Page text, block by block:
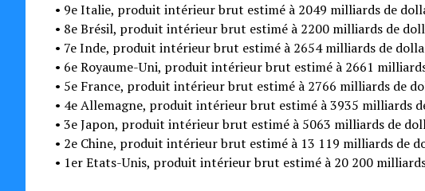
• 9e Italie, produit intérieur brut estimé à 2049 milliards de
• 8e Brésil, produit intérieur brut estimé à 2200 milliards de
• 7e Inde, produit intérieur brut estimé à 2654 milliards de
• 6e Royaume-Uni, produit intérieur brut estimé à 2661
• 5e France, produit intérieur brut estimé à 2766 milliards de
• 4e Allemagne, produit intérieur brut estimé à 3935 milliards
• 3e Japon, produit intérieur brut estimé à 5063 milliards de
• 2e Chine, produit intérieur brut estimé à 13 119 milliards de
• 1er Etats-Unis, produit intérieur brut estimé à 20 200